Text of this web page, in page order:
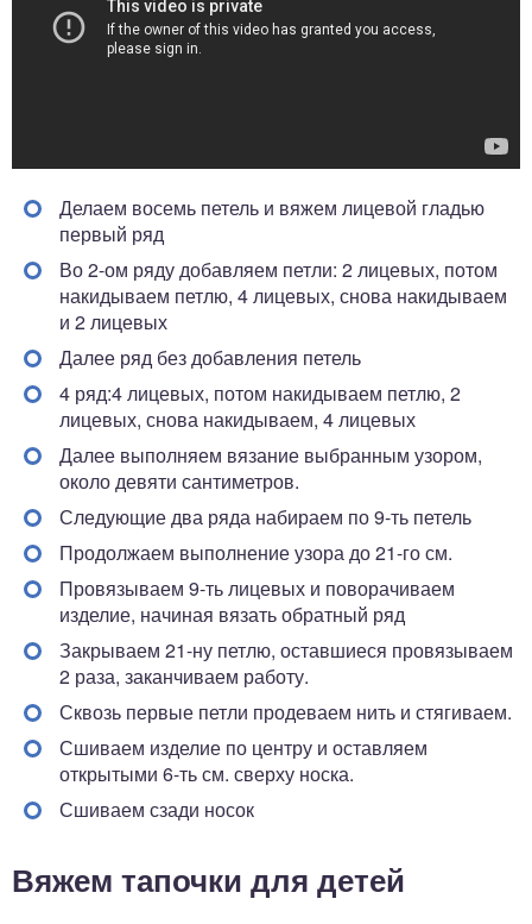
Делаем восемь петель и вяжем лицевой гладью
первый ряд
Во 2-ом ряду добавляем петли: 2 лицевых, потом
накидываем петлю, 4 лицевых, снова накидываем
и 2 лицевых
Далее ряд без добавления петель
4 ряд:4 лицевых, потом накидываем петлю, 2
лицевых, снова накидываем, 4 лицевых
Далее выполняем вязание выбранным узором,
около девяти сантиметров.
Следующие два ряда набираем по 9-ть петель
Продолжаем выполнение узора до 21-го см.
Провязываем 9-ть лицевых и поворачиваем
изделие, начиная вязать обратный ряд
Закрываем 21-ну петлю, оставшиеся провязываем
2 раза, заканчиваем работу.
Сквозь первые петли продеваем нить и стягиваем.
Сшиваем изделие по центру и оставляем
открытыми 6-ть см. сверху носка.
Сшиваем сзади носок
Вяжем тапочки для детей